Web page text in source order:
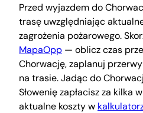
Przed wyjazdem do
trasę uwzględniając
zagrożenia pożarowego.
MapaOpp — oblicz czas
Chorwację, zaplanuj
na trasie. Jadąc do
Słowenię zapłacisz za kilka
aktualne koszty w